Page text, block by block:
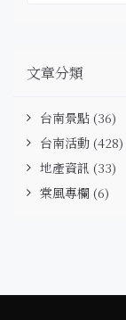
文章分類
台南景點 (36)
台南活動 (428)
地產資訊 (33)
棠風專欄 (6)